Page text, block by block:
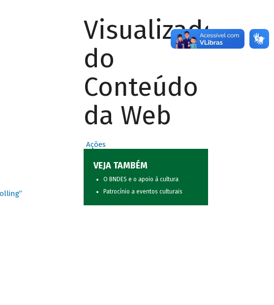
Visualizador
do
Conteúdo
da Web
Ações
VEJA TAMBÉM
O BNDES e o apoio à cultura
Patrocínio a eventos culturais